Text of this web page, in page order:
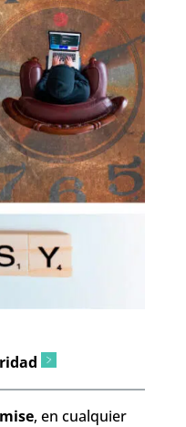
, en cualquier